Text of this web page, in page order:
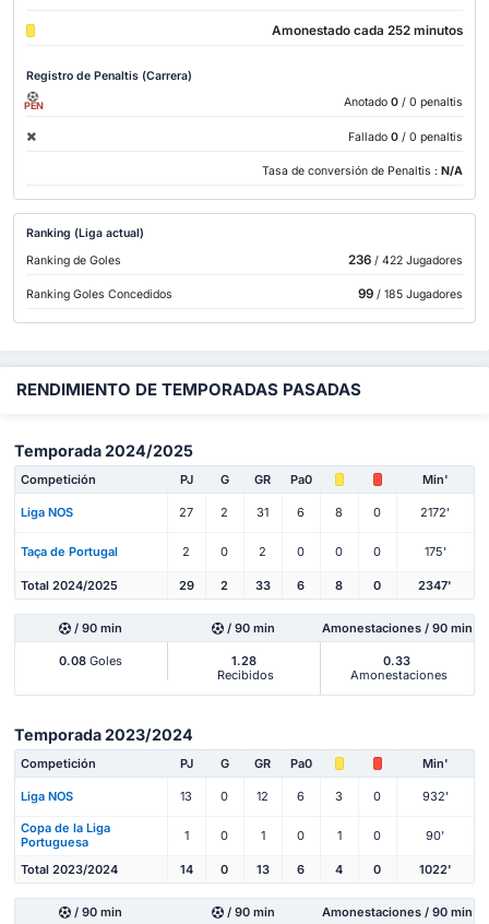
Amonestado cada 252 minutos
Registro de Penaltis (Carrera)
PEN Anotado 0 / 0 penaltis
Fallado 0 / 0 penaltis
Tasa de conversión de Penaltis : N/A
Ranking (Liga actual)
Ranking de Goles
236/ 422 Jugadores
Ranking Goles Concedidos 99/ 185 Jugadores
RENDIMIENTO DE TEMPORADAS PASADAS
Temporada 2024/2025
Competición PJ G GR Pa0 Min'
Liga NOS 27 2 31 6 8 0 2172'
Taça de Portugal 2 0 2 0 0 0 175'
Total 2024/2025 29 2 33 6 8 0 2347'
/ 90 min / 90 min Amonestaciones / 90 min
0.08 Goles
1.28
Recibidos
0.33
Amonestaciones
Temporada 2023/2024
Competición PJ G GR Pa0 Min'
Liga NOS 13 0 12 6 3 0 932'
Copa de la Liga
Portuguesa
1 0 1 0 1 0 90'
Total 2023/2024 14 0 13 6 4 0 1022'
/ 90 min / 90 min Amonestaciones / 90 min